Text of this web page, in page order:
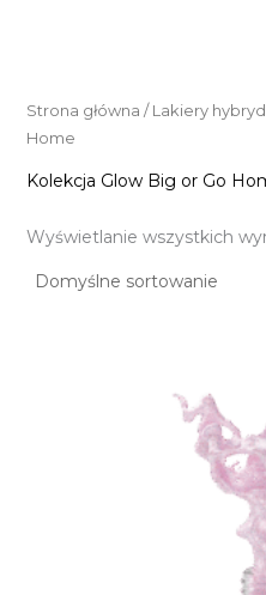
Strona główna / Lakiery
Home
Kolekcja Glow Big or Go
Wyświetlanie wszystkich